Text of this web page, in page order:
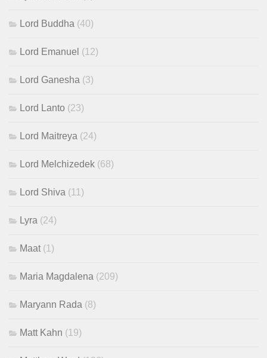
Lord Buddha (40)
Lord Emanuel (12)
Lord Ganesha (3)
Lord Lanto (23)
Lord Maitreya (24)
Lord Melchizedek (68)
Lord Shiva (11)
Lyra (24)
Maat (1)
Maria Magdalena (209)
Maryann Rada (8)
Matt Kahn (19)